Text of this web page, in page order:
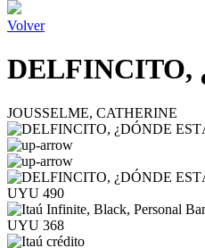
Volver
DELFINCITO,
JOUSSELME, CATHERINE
UYU 490
UYU 368